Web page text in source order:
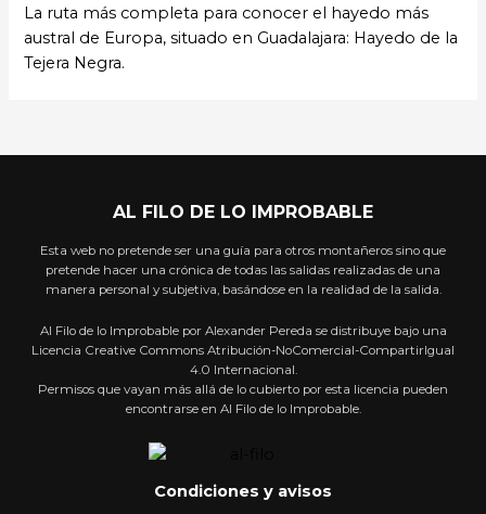
La ruta más completa para conocer el hayedo más
austral de Europa, situado en Guadalajara: Hayedo de la
Tejera Negra.
AL FILO DE LO IMPROBABLE
Esta web no pretende ser una guía para otros montañeros sino que
pretende hacer una crónica de todas las salidas realizadas de una
manera personal y subjetiva, basándose en la realidad de la salida.
Al Filo de lo Improbable por Alexander Pereda se distribuye bajo una
Licencia Creative Commons Atribución-NoComercial-CompartirIgual
4.0 Internacional.
Permisos que vayan más allá de lo cubierto por esta licencia pueden
encontrarse en Al Filo de lo Improbable.
Condiciones y avisos